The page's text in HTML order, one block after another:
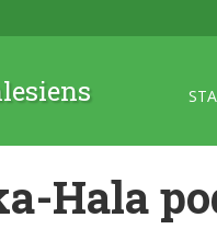
Hala